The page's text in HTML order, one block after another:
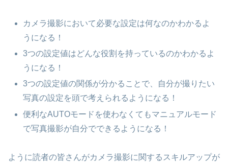
カメラ撮影において必要な設定は何なのかわかるよ
うになる！
3つの設定値はどんな役割を持っているのかわかるよ
うになる！
3つの設定値の関係が分かることで、自分が撮りたい
写真の設定を頭で考えられるようになる！
便利なAUTOモードを使わなくてもマニュアルモード
で写真撮影が自分でできるようになる！
ように読者の皆さんがカメラ撮影に関するスキルアップが